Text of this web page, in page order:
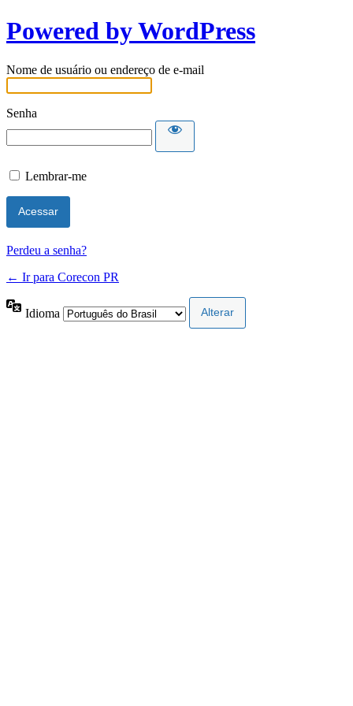
Powered by WordPress
Nome de usuário ou endereço de e-mail
Senha
Lembrar-me
Perdeu a senha?
← Ir para Corecon PR
Idioma